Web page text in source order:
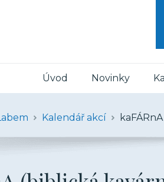
Úvod Novinky
Kalendář akcí